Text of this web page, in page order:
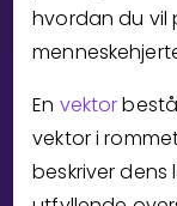
LÆREPLAN
hvordan du vil
En vektor
vektor i
beskriver dens